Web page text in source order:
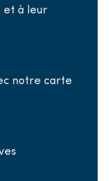
et à leur
notre carte